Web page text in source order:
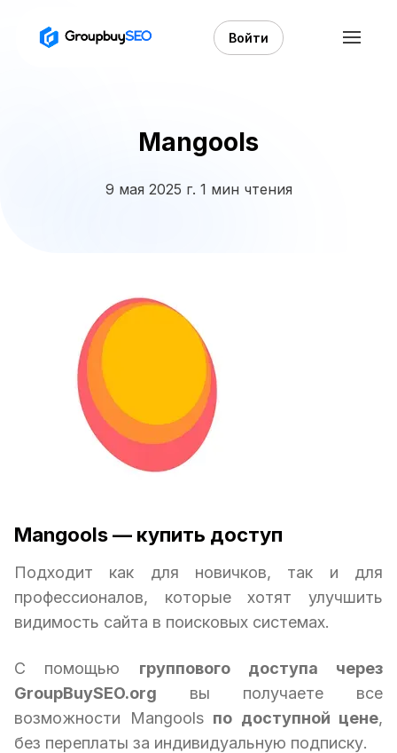
Войти
Mangools
9 мая 2025 г. 1 мин чтения
Mangools — купить доступ
Подходит как для новичков, так и для
профессионалов, которые хотят улучшить
видимость сайта в поисковых системах.
С помощью группового доступа через
GroupBuySEO.org вы получаете все
возможности Mangools по доступной цене,
без переплаты за индивидуальную подписку.